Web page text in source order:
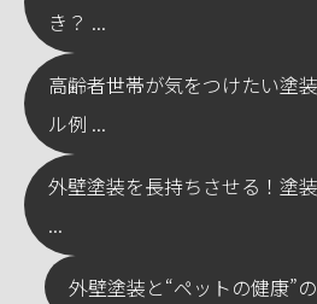
き？ ...
高齢者世帯が気をつけたい塗
ル例 ...
外壁塗装を長持ちさせる！塗
...
外壁塗装と“ペットの健康”